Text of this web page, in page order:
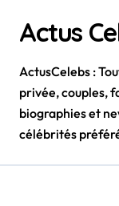
contentActus
ActusCelebs :
privée, couples,
biographies et
célébrités